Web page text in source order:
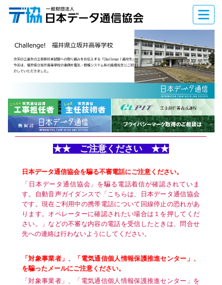
ナ
ビ
ー
シ
ョ
ン
e
x
t
★★ ご注意ください ★★
日本データ通信協会を騙る不審電話にご注意ください。
「日本データ通信協会」を騙る電話着信が確認されていま
す。自動音声ガイダンスで「こちらは、日本データ通信協会
です。現在ご利用中の携帯電話について回線停止の恐れがあ
ります。オペレーターに確認されたい場合は１を押してくだ
さい。」などの不審な内容の電話を受信したときは、問合せ
先への連絡は行わないようにしてください。
「対象事業者」、「電気通信個人情報保護推進センター」、
を騙ったメールにご注意ください。
「対象事業者」、「電気通信個人情報保護推進センター」を